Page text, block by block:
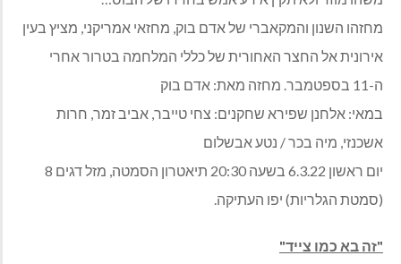
מחזהו השנון והמקאברי של אדם בוק, מחזאי אמריקני, מציץ בעין
אירונית אל החצר האחורית של כללי המלחמה בטרור אחרי
ה-11 בספטמבר. מחזה מאת: אדם בוק
במאי: אלחנן שפירא שחקנים: צחי טייבר, אביב זמר, חרות
אשכנזי, מיה בכר / נטע אבשלום
יום ראשון 6.3.22 בשעה 20:30 תיאטרון הסמטה, מזל דגים 8
(סמטת הגלריות) יפו העתיקה.
"זה בא כמו צייד"